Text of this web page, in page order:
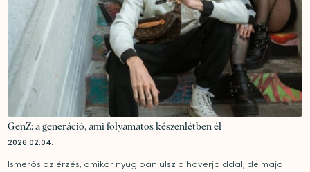
GenZ: a generáció, ami folyamatos készenlétben él
2026.02.04.
Ismerős az érzés, amikor nyugiban ülsz a haverjaiddal, de majd